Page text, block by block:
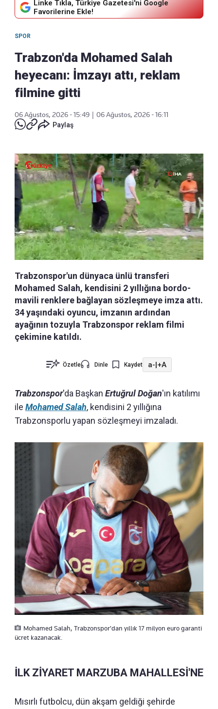
Linke Tıkla, Türkiye Gazetesi'ni Google
Favorilerine Ekle!
SPOR
Trabzon'da Mohamed Salah
heyecanı: İmzayı attı, reklam
filmine gitti
06 Ağustos, 2026 - 15:49
06 Ağustos, 2026 - 16:11
Paylaş
Trabzonspor'un dünyaca ünlü transferi
Mohamed Salah, kendisini 2 yıllığına bordo-
mavili renklere bağlayan sözleşmeye imza attı.
34 yaşındaki oyuncu, imzanın ardından
ayağının tozuyla Trabzonspor reklam filmi
çekimine katıldı.
Özetle Dinle Kaydet a-|+A
Trabzonspor'da Başkan Ertuğrul Doğan'ın katılımı
ile Mohamed Salah, kendisini 2 yıllığına
Trabzonsporlu yapan sözleşmeyi imzaladı.
Mohamed Salah, Trabzonspor'dan yıllık 17 milyon euro garanti
ücret kazanacak.
İLK ZİYARET MARZUBA MAHALLESİ'NE
Mısırlı futbolcu, dün akşam geldiği şehirde